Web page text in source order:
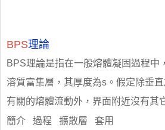
BPS理論
BPS理論是指在一般熔體凝固過程中
溶質富集層，其厚度為s。假定除垂
有關的熔體流動外，界面附近沒有其
簡介 過程 擴散層 套用